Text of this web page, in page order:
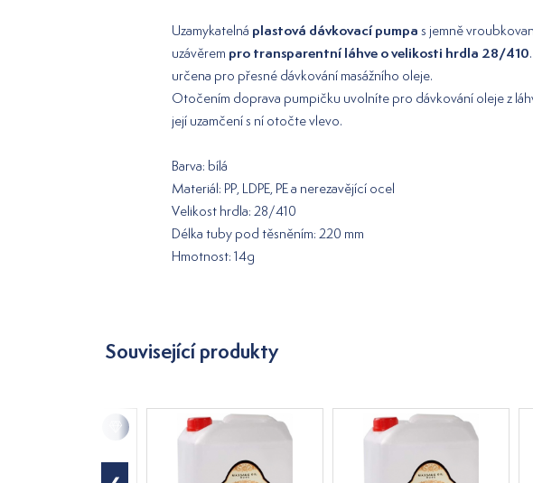
Uzamykatelná plastová dávkovací pumpa s jemně
uzávěrem pro transparentní láhve o velikosti hrdla 28/410
určena pro přesné dávkování masážního oleje.
Otočením doprava pumpičku uvolníte pro dávkování oleje z
její uzamčení s ní otočte vlevo.
Barva: bílá
Materiál: PP, LDPE, PE a nerezavějící ocel
Velikost hrdla: 28/410
Délka tuby pod těsněním: 220 mm
Hmotnost: 14g
Související produkty